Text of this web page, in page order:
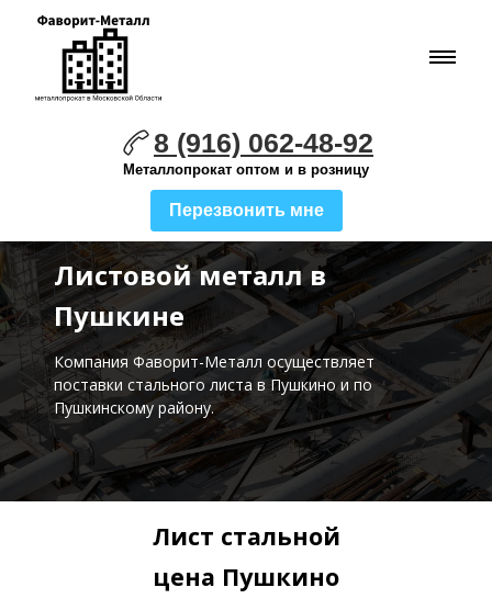
8 (916) 062-48-92
Металлопрокат оптом и в розницу
Перезвонить мне
Листовой металл в
Пушкине
Компания Фаворит-Металл осуществляет
поставки стального листа в Пушкино и по
Пушкинскому району.
Лист стальной
цена Пушкино